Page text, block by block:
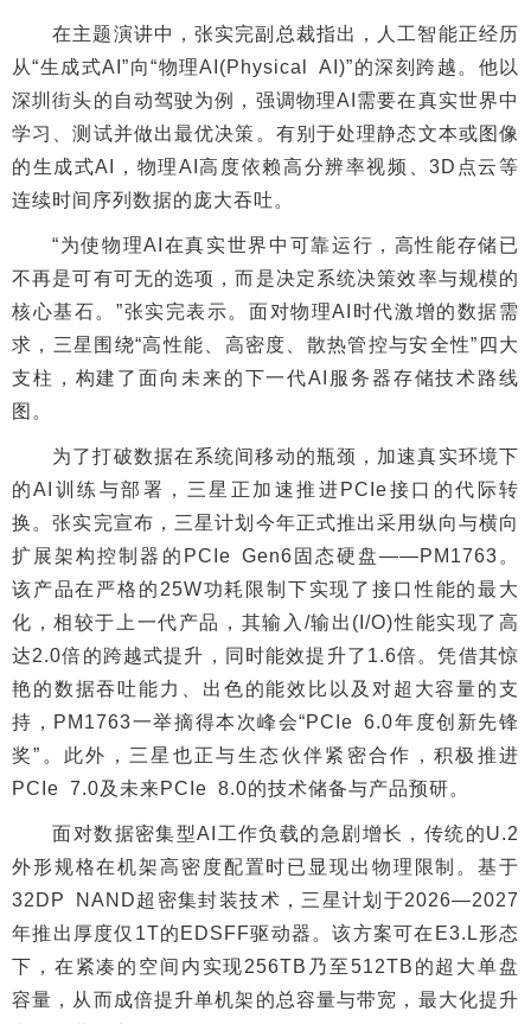
在主题演讲中，张实完副总裁指出，人工智能正经历
从“生成式AI”向“物理AI(Physical AI)”的深刻跨越。他以
深圳街头的自动驾驶为例，强调物理AI需要在真实世界中
学习、测试并做出最优决策。有别于处理静态文本或图像
的生成式AI，物理AI高度依赖高分辨率视频、3D点云等
连续时间序列数据的庞大吞吐。
“为使物理AI在真实世界中可靠运行，高性能存储已
不再是可有可无的选项，而是决定系统决策效率与规模的
核心基石。”张实完表示。面对物理AI时代激增的数据需
求，三星围绕“高性能、高密度、散热管控与安全性”四大
支柱，构建了面向未来的下一代AI服务器存储技术路线
图。
为了打破数据在系统间移动的瓶颈，加速真实环境下
的AI训练与部署，三星正加速推进PCIe接口的代际转
换。张实完宣布，三星计划今年正式推出采用纵向与横向
扩展架构控制器的PCIe Gen6固态硬盘——PM1763。
该产品在严格的25W功耗限制下实现了接口性能的最大
化，相较于上一代产品，其输入/输出(I/O)性能实现了高
达2.0倍的跨越式提升，同时能效提升了1.6倍。凭借其惊
艳的数据吞吐能力、出色的能效比以及对超大容量的支
持，PM1763一举摘得本次峰会“PCIe 6.0年度创新先锋
奖”。此外，三星也正与生态伙伴紧密合作，积极推进
PCIe 7.0及未来PCIe 8.0的技术储备与产品预研。
面对数据密集型AI工作负载的急剧增长，传统的U.2
外形规格在机架高密度配置时已显现出物理限制。基于
32DP NAND超密集封装技术，三星计划于2026—2027
年推出厚度仅1T的EDSFF驱动器。该方案可在E3.L形态
下，在紧凑的空间内实现256TB乃至512TB的超大单盘
容量，从而成倍提升单机架的总容量与带宽，最大化提升